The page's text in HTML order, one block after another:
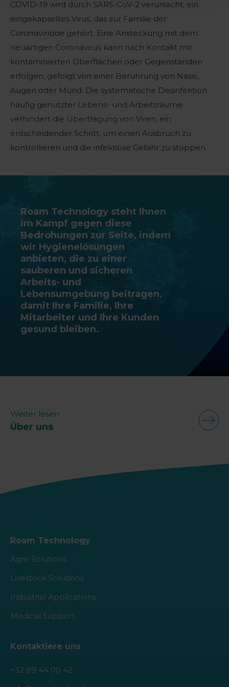
COVID-19 wird durch SARS-CoV-2 verursacht, ein
eingekapseltes Virus, das zur Familie der
Coronaviridae gehört. Eine Ansteckung mit dem
neuartigen Coronavirus kann nach Kontakt mit
kontaminierten Oberflächen oder Gegenständen
erfolgen, gefolgt von einer Berührung von Nase,
Augen oder Mund. Die systematische Desinfektion
häufig genutzter Lebens- und Arbeitsräume
verhindert die Übertragung von Viren, ein
entscheidender Schritt, um einen Ausbruch zu
kontrollieren und die infektiöse Gefahr zu stoppen.
Roam Technology steht Ihnen
im Kampf gegen diese
Bedrohungen zur Seite, indem
wir Hygienelösungen
anbieten, die zu einer
sauberen und sicheren
Arbeits- und
Lebensumgebung beitragen,
damit Ihre Familie, Ihre
Mitarbeiter und Ihre Kunden
gesund bleiben.
Weiter lesen
Über uns
Roam Technology
Agro Solutions
Livestock Solutions
Industrial Applications
Medical Support
Kontaktiere uns
+32 89 44 00 42